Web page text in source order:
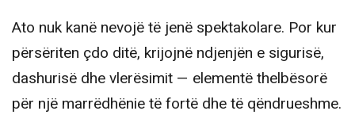
Ato nuk kanë nevojë të jenë spektakolare. Por kur
përsëriten çdo ditë, krijojnë ndjenjën e sigurisë,
dashurisë dhe vlerësimit — elementë thelbësorë
për një marrëdhënie të fortë dhe të qëndrueshme.